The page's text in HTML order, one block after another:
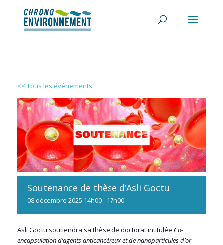
<< Tous les événements
Soutenance de thèse d’Asli Goctu
08 décembre 2025 14h00 - 17h00
Asli Goctu soutiendra sa thèse de doctorat intitulée Co-
encapsulation d’agents anticancéreux et de nanoparticules d’or